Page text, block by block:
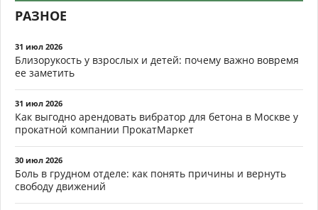
РАЗНОЕ
31 июл 2026
Близорукость у взрослых и детей: почему важно вовремя
ее заметить
31 июл 2026
Как выгодно арендовать вибратор для бетона в Москве у
прокатной компании ПрокатМаркет
30 июл 2026
Боль в грудном отделе: как понять причины и вернуть
свободу движений